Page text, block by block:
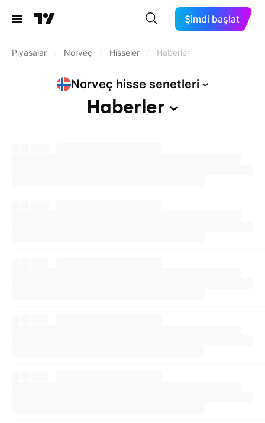
Şimdi başlat
Piyasalar Norveç Hisseler Haberler
Norveç hisse senetleri
Haberler